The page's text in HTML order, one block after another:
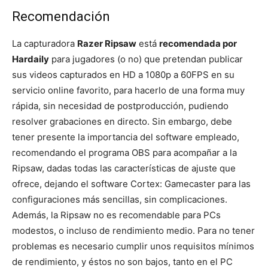
Recomendación
La capturadora Razer Ripsaw está recomendada por
Hardaily para jugadores (o no) que pretendan publicar
sus videos capturados en HD a 1080p a 60FPS en su
servicio online favorito, para hacerlo de una forma muy
rápida, sin necesidad de postproducción, pudiendo
resolver grabaciones en directo. Sin embargo, debe
tener presente la importancia del software empleado,
recomendando el programa OBS para acompañar a la
Ripsaw, dadas todas las características de ajuste que
ofrece, dejando el software Cortex: Gamecaster para las
configuraciones más sencillas, sin complicaciones.
Además, la Ripsaw no es recomendable para PCs
modestos, o incluso de rendimiento medio. Para no tener
problemas es necesario cumplir unos requisitos mínimos
de rendimiento, y éstos no son bajos, tanto en el PC